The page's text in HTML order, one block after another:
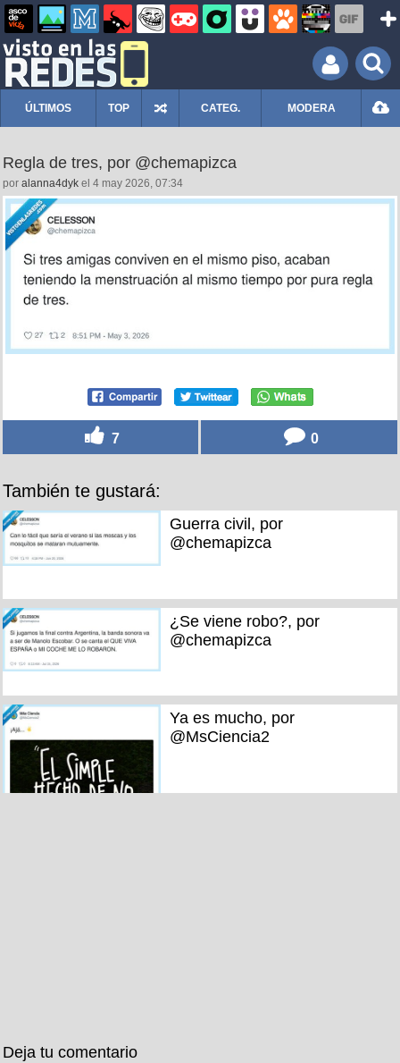
ÚLTIMOS TOP CATEG. MODERA
Regla de tres, por @chemapizca
por alanna4dyk el 4 may 2026, 07:34
7 0
También te gustará:
Guerra civil, por
@chemapizca
¿Se viene robo?, por
@chemapizca
Ya es mucho, por
@MsCiencia2
Deja tu comentario